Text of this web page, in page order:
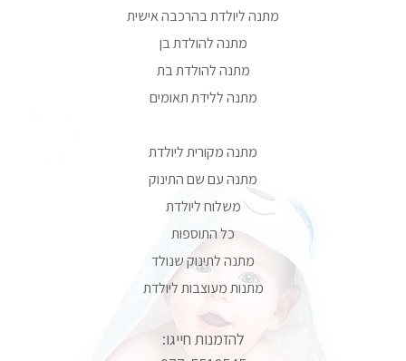
מתנה ליולדת בהרכבה אישית
מתנה להולדת בן
מתנה להולדת בת
מתנה ללידת תאומים
מתנה מקורית ליולדת
מתנה עם שם התינוק
משלוח ליולדת
כל התוספות
מתנה לתינוק שנולד
מתנות מעוצבות ליולדת
להזמנות חייגו: